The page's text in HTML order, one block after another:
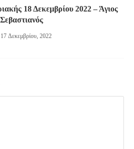
18 Δεκεμβρίου 2022 – Άγιος
Σεβαστιανός
17 Δεκεμβρίου, 2022